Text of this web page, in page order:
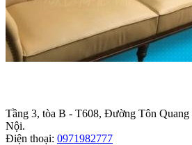
Tầng 3, tòa B - T608, Đường Tôn
Nội.
Điện thoại: 0971982777